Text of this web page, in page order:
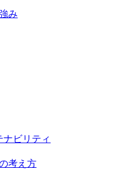
み
ビリティ
考え方